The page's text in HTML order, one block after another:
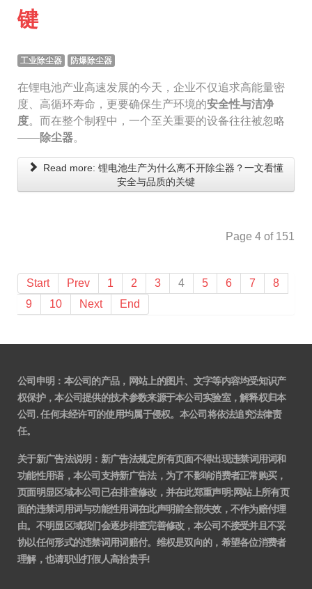
键
工业除尘器 防爆除尘器
在锂电池产业高速发展的今天，企业不仅追求高能量密
度、高循环寿命，更要确保生产环境的安全性与洁净
度。而在整个制程中，一个至关重要的设备往往被忽略
——除尘器。
Read more: 锂电池生产为什么离不开除尘器？一文看懂
安全与品质的关键
Page 4 of 151
Start Prev 1 2 3 4 5 6 7
8
9
10 Next End
公司申明：本公司的产品，网站上的图片、文字等内容均受知识产
权保护，本公司提供的技术参数来源于本公司实验室，解释权归本
公司. 任何未经许可的使用均属于侵权。本公司将依法追究法律责
任。
关于新广告法说明 ： 新广告法规定所有页面不得出现违禁词用词和
功能性用语，本公司支持新广告法，为了不影响消费者正常购买，
页面明显区域本公司已在排查修改，并在此郑重声明:网站上所有页
面的违禁词用词与功能性用词在此声明前全部失效，不作为赔付理
由。不明显区域我们会逐步排查完善修改，本公司不接受并且不妥
协以任何形式的违禁词用词赔付。维权是双向的，希望各位消费者
理解，也请职业打假人高抬贵手!